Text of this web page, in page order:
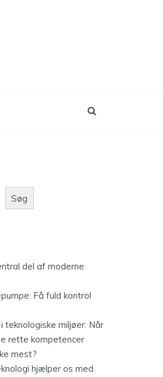
Søg
del af moderne
Få fuld kontrol
teknologiske miljøer: Når
rette kompetencer
mest?
hjælper os med